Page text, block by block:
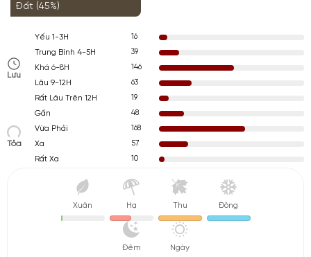
Đất (45%)
Lưu
Yếu 1-3H
16
Trung Bình 4-5H
39
Khá 6-8H
146
Lâu 9-12H
63
Rất Lâu Trên 12H
19
Tỏa
Gần
48
Vừa Phải
168
Xa
57
Rất Xa
10
Xuân Hạ Thu Đông
Đêm Ngày